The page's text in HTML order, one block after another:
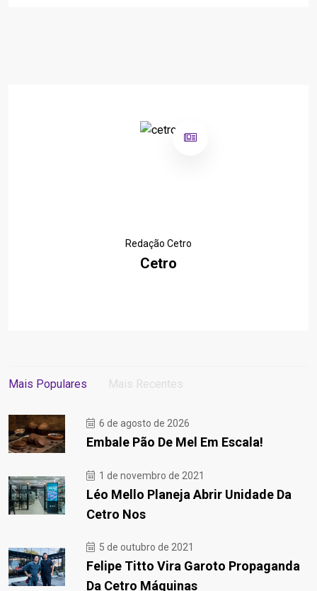
Redação Cetro
Cetro
Mais Populares Mais Recentes
6 de agosto de 2026
Embale Pão De Mel Em Escala!
1 de novembro de 2021
Léo Mello Planeja Abrir Unidade Da
Cetro Nos
5 de outubro de 2021
Felipe Titto Vira Garoto Propaganda
Da Cetro Máquinas